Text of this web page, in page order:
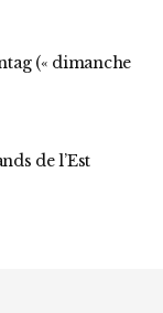
(« dimanche
de l’Est